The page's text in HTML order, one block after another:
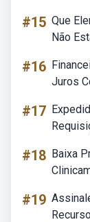
#15 Que
Não
#16
Juros
#17
#18 Baixa
#19